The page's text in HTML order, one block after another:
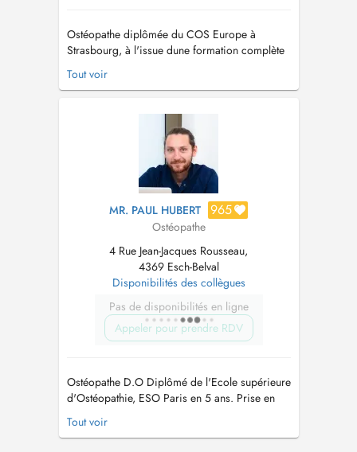
Ostéopathe diplômée du COS Europe à
Strasbourg, à l'issue dune formation complète
en 5 ans, je propose une prise en charge
fondée sur l'écoute, l'échange et une
consultation. Chaque consultation débute par
un temps d'échange rigoureux, permettant
Tout voir
MR. PAUL HUBERT 965
Ostéopathe
4 Rue Jean-Jacques Rousseau,
4369 Esch-Belval
Disponibilités des collègues
Pas de disponibilités en ligne
Appeler pour prendre RDV
Ostéopathe D.O Diplômé de l'Ecole supérieure
d'Ostéopathie, ESO Paris en 5 ans. Prise en
charge tissulaire, viscérale et structurelle. Prise
en charge nourrissons, femmes enceintes,
Tout voir